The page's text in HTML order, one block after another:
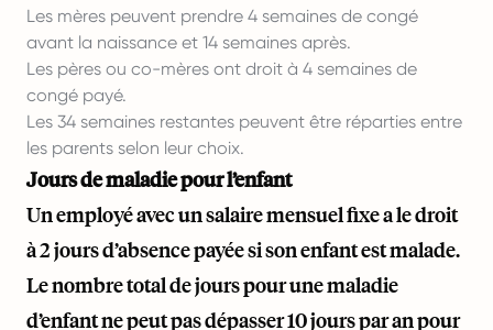
Les mères peuvent prendre 4 semaines de congé
avant la naissance et 14 semaines après.
Les pères ou co-mères ont droit à 4 semaines de
congé payé.
Les 34 semaines restantes peuvent être réparties entre
les parents selon leur choix.
Jours de maladie pour l’enfant
Un employé avec un salaire mensuel fixe a le droit
à 2 jours d’absence payée si son enfant est malade.
Le nombre total de jours pour une maladie
d’enfant ne peut pas dépasser 10 jours par an pour